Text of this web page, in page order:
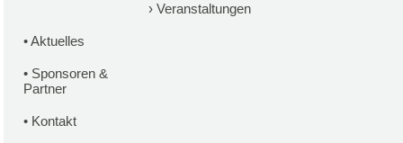
› Veranstaltungen
•Aktuelles
• Sponsoren &
Partner
• Kontakt